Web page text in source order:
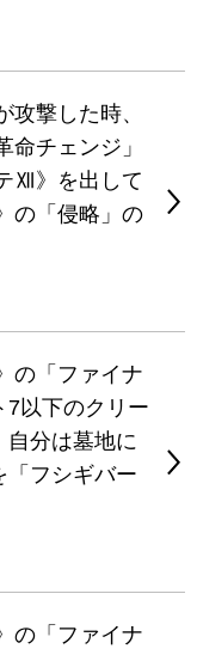
攻撃した時、
チェンジ」
Ⅻ》を出して
の「侵略」の
の「ファイナ
7以下のクリー
自分は墓地に
「フシギバー
の「ファイナ